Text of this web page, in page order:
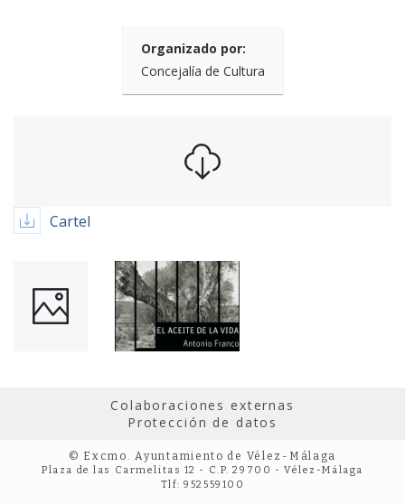
Organizado por:
Concejalía de Cultura
Cartel
Colaboraciones externas
Protección de datos
© Excmo. Ayuntamiento de Vélez-Málaga
Plaza de las Carmelitas 12 - C.P. 29700 - Vélez-Málaga
Tlf: 952559100